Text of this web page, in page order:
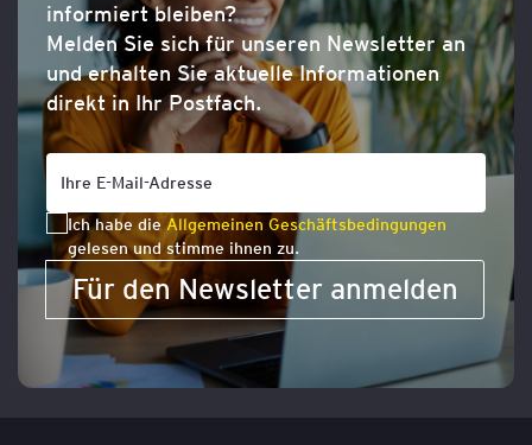
informiert bleiben?
Melden Sie sich für unseren Newsletter an
und erhalten Sie aktuelle Informationen
direkt in Ihr Postfach.
Ich habe dieAllgemeinen Geschäftsbedingungen
gelesen und stimme ihnen zu.
Für den Newsletter anmelden